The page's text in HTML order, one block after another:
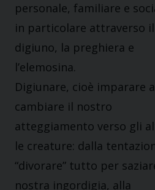
personale, familiare e
in particolare attraverso il
digiuno, la preghiera e
l’elemosina.
Digiunare, cioè imparare a
cambiare il nostro
atteggiamento verso gli
le creature: dalla
“divorare” tutto per
nostra ingordigia, alla